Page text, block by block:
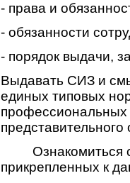
- права и
- обязанности
- порядок выдачи,
Выдавать СИЗ и
единых типовых
профессиональных
Ознакомиться с
прикрепленных к